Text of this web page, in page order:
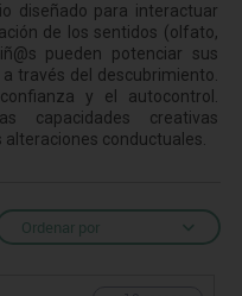
diseñado para interactuar
de los sentidos (olfato,
pueden potenciar sus
través del descubrimiento.
y el autocontrol.
capacidades creativas
conductuales.
Ordenar por